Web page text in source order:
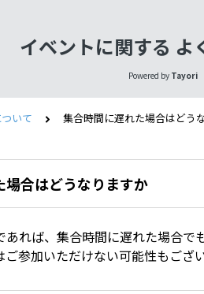
イベントに関する よ
Powered by Tayori
いて 集合時間に遅れた場合はどう
場合はどうなりますか
あれば、集合時間に遅れた場合で
参加いただけない可能性もござい